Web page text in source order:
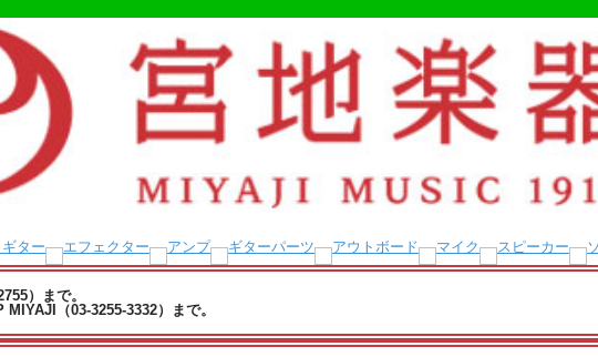
）まで。
（03-3255-3332）まで。